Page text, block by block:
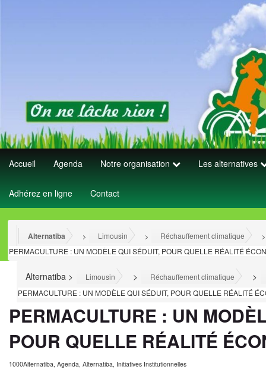
Accueil Agenda Notre organisation Les alternatives
Adhérez en ligne Contact
Alternatiba > Limousin > Réchauffement climatique
PERMACULTURE : UN MODÈLE QUI SÉDUIT, POUR QUELLE RÉALITÉ
Alternatiba > Limousin > Réchauffement climatique >
PERMACULTURE : UN MODÈLE QUI SÉDUIT, POUR QUELLE RÉALITÉ
PERMACULTURE : UN
POUR QUELLE RÉALITÉ
1000Alternatiba, Agenda, Alternatiba, Initiatives Institutionnelles